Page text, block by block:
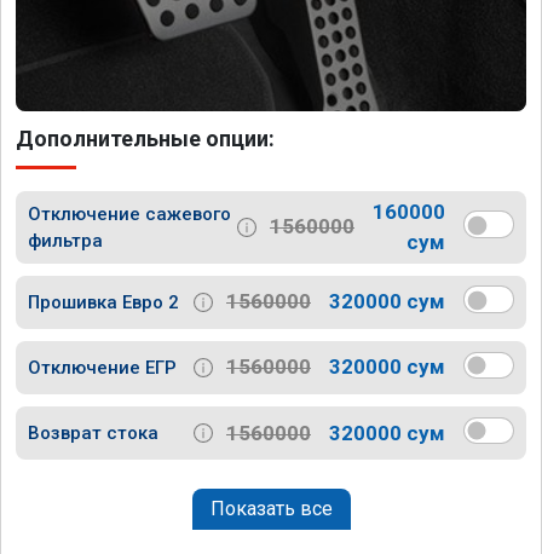
Дополнительные опции:
Отключение сажевого
фильтра
1560000
160000
сум
Прошивка Евро 2 1560000 320000 сум
Отключение ЕГР 1560000 320000 сум
Возврат стока 1560000 320000 сум
Показать все